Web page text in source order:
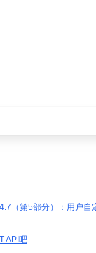
（第5部分）：用户自
API吧